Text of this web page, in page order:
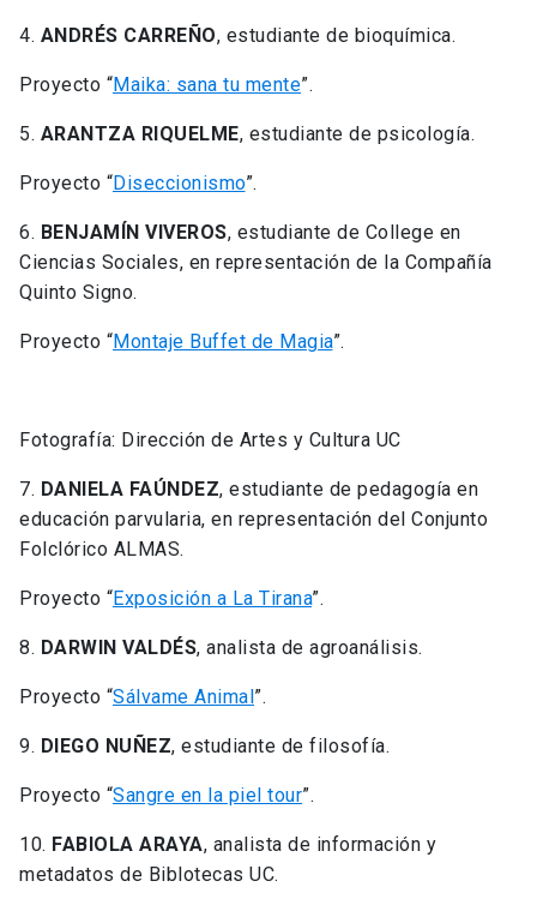
4. ANDRÉS CARREÑO, estudiante de bioquímica.
Proyecto “Maika: sana tu mente”.
5. ARANTZA RIQUELME, estudiante de psicología.
Proyecto “Diseccionismo”.
6. BENJAMÍN VIVEROS, estudiante de College en
Ciencias Sociales, en representación de la Compañía
Quinto Signo.
Proyecto “Montaje Buffet de Magia”.
Fotografía: Dirección de Artes y Cultura UC
7. DANIELA FAÚNDEZ, estudiante de pedagogía en
educación parvularia, en representación del Conjunto
Folclórico ALMAS.
Proyecto “Exposición a La Tirana”.
8. DARWIN VALDÉS, analista de agroanálisis.
Proyecto “Sálvame Animal”.
9. DIEGO NUÑEZ, estudiante de filosofía.
Proyecto “Sangre en la piel tour”.
10. FABIOLA ARAYA, analista de información y
metadatos de Biblotecas UC.